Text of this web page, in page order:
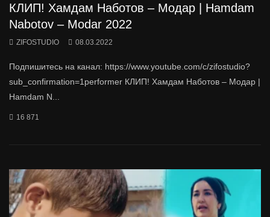
КЛИП! Хамдам Наботов – Модар | Hamdam
Nabotov – Modar 2022
ZIFOSTUDIO 08.03.2022
Подпишитесь на канал: https://www.youtube.com/c/zifostudio?
sub_confirmation=1performer КЛИП! Хамдам Наботов – Модар |
Hamdam N...
16 871